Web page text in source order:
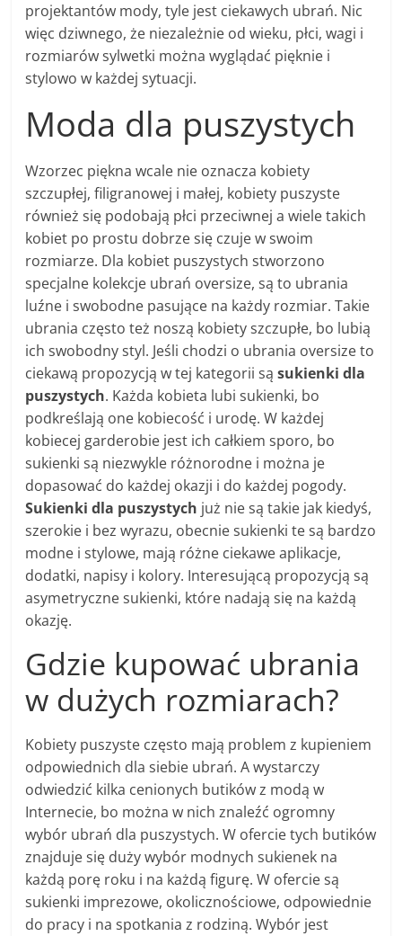
projektantów mody, tyle jest ciekawych ubrań. Nic
więc dziwnego, że niezależnie od wieku, płci, wagi i
rozmiarów sylwetki można wyglądać pięknie i
stylowo w każdej sytuacji.
Moda dla puszystych
Wzorzec piękna wcale nie oznacza kobiety
szczupłej, filigranowej i małej, kobiety puszyste
również się podobają płci przeciwnej a wiele takich
kobiet po prostu dobrze się czuje w swoim
rozmiarze. Dla kobiet puszystych stworzono
specjalne kolekcje ubrań oversize, są to ubrania
luźne i swobodne pasujące na każdy rozmiar. Takie
ubrania często też noszą kobiety szczupłe, bo lubią
ich swobodny styl. Jeśli chodzi o ubrania oversize to
ciekawą propozycją w tej kategorii sąsukienki dla
puszystych. Każda kobieta lubi sukienki, bo
podkreślają one kobiecość i urodę. W każdej
kobiecej garderobie jest ich całkiem sporo, bo
sukienki są niezwykle różnorodne i można je
dopasować do każdej okazji i do każdej pogody.
Sukienki dla puszystych już nie są takie jak kiedyś,
szerokie i bez wyrazu, obecnie sukienki te są bardzo
modne i stylowe, mają różne ciekawe aplikacje,
dodatki, napisy i kolory. Interesującą propozycją są
asymetryczne sukienki, które nadają się na każdą
okazję.
Gdzie kupować ubrania
w dużych rozmiarach?
Kobiety puszyste często mają problem z kupieniem
odpowiednich dla siebie ubrań. A wystarczy
odwiedzić kilka cenionych butików z modą w
Internecie, bo można w nich znaleźć ogromny
wybór ubrań dla puszystych. W ofercie tych butików
znajduje się duży wybór modnych sukienek na
każdą porę roku i na każdą figurę. W ofercie są
sukienki imprezowe, okolicznościowe, odpowiednie
do pracy i na spotkania z rodziną. Wybór jest